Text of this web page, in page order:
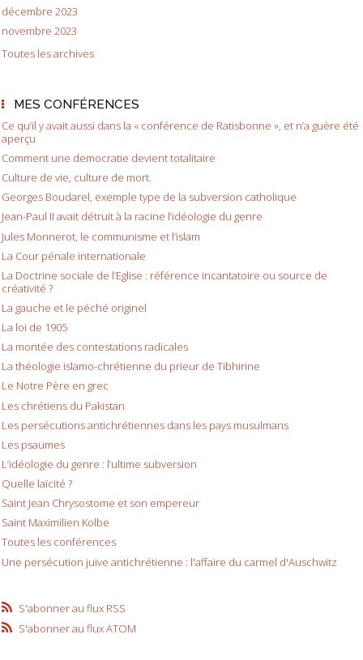
décembre 2023
novembre 2023
Toutes les archives
MES CONFÉRENCES
Ce qu’il y avait aussi dans la « conférence de Ratisbonne », et n’a guère été
aperçu
Comment une democratie devient totalitaire
Culture de vie, culture de mort.
Georges Boudarel, exemple type de la subversion catholique
Jean-Paul II avait détruit à la racine l’idéologie du genre
Jules Monnerot, le communisme et l’islam
La Cour pénale internationale
La Doctrine sociale de l’Eglise : référence incantatoire ou source de
créativité ?
La gauche et le péché originel
La loi de 1905
La montée des contestations radicales
La théologie islamo-chrétienne du prieur de Tibhirine
Le Notre Père en grec
Les chrétiens du Pakistan
Les persécutions antichrétiennes dans les pays musulmans
Les psaumes
L’idéologie du genre : l’ultime subversion
Quelle laïcité ?
Saint Jean Chrysostome et son empereur
Saint Maximilien Kolbe
Toutes les conférences
Une persécution juive antichrétienne : l'affaire du carmel d'Auschwitz
S'abonner au flux RSS
S'abonner au flux ATOM